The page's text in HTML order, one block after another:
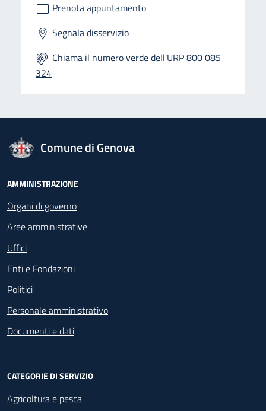
Prenota appuntamento
Segnala disservizio
Chiama il numero verde dell'URP 800 085
324
logo Unione Europea
Comune di Genova
Footer - Navigazione
AMMINISTRAZIONE
Organi di governo
Aree amministrative
Uffici
Enti e Fondazioni
Politici
Personale amministrativo
Documenti e dati
CATEGORIE DI SERVIZIO
Agricoltura e pesca